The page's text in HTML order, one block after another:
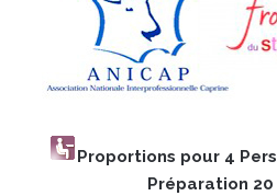
Proportions pour 4
Préparation